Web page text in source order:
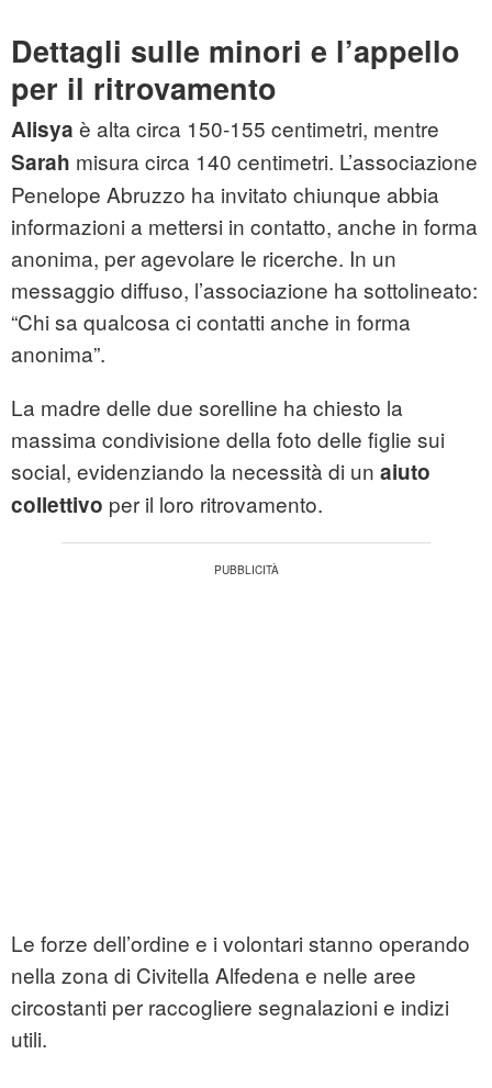
Dettagli sulle minori e l’appello
per il ritrovamento
Alisya è alta circa 150-155 centimetri, mentre
Sarah misura circa 140 centimetri. L’associazione
Penelope Abruzzo ha invitato chiunque abbia
informazioni a mettersi in contatto, anche in forma
anonima, per agevolare le ricerche. In un
messaggio diffuso, l’associazione ha sottolineato:
“Chi sa qualcosa ci contatti anche in forma
anonima”.
La madre delle due sorelline ha chiesto la
massima condivisione della foto delle figlie sui
social, evidenziando la necessità di un aiuto
collettivo per il loro ritrovamento.
Le forze dell’ordine e i volontari stanno operando
nella zona di Civitella Alfedena e nelle aree
circostanti per raccogliere segnalazioni e indizi
utili.